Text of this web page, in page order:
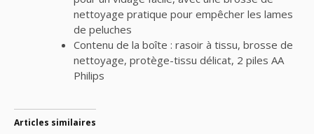
nettoyage pratique pour empêcher les lames
de peluches
Contenu de la boîte : rasoir à tissu, brosse de
nettoyage, protège-tissu délicat, 2 piles AA
Philips
Articles similaires